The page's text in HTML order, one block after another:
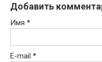
Добавить
Имя *
E-mail *